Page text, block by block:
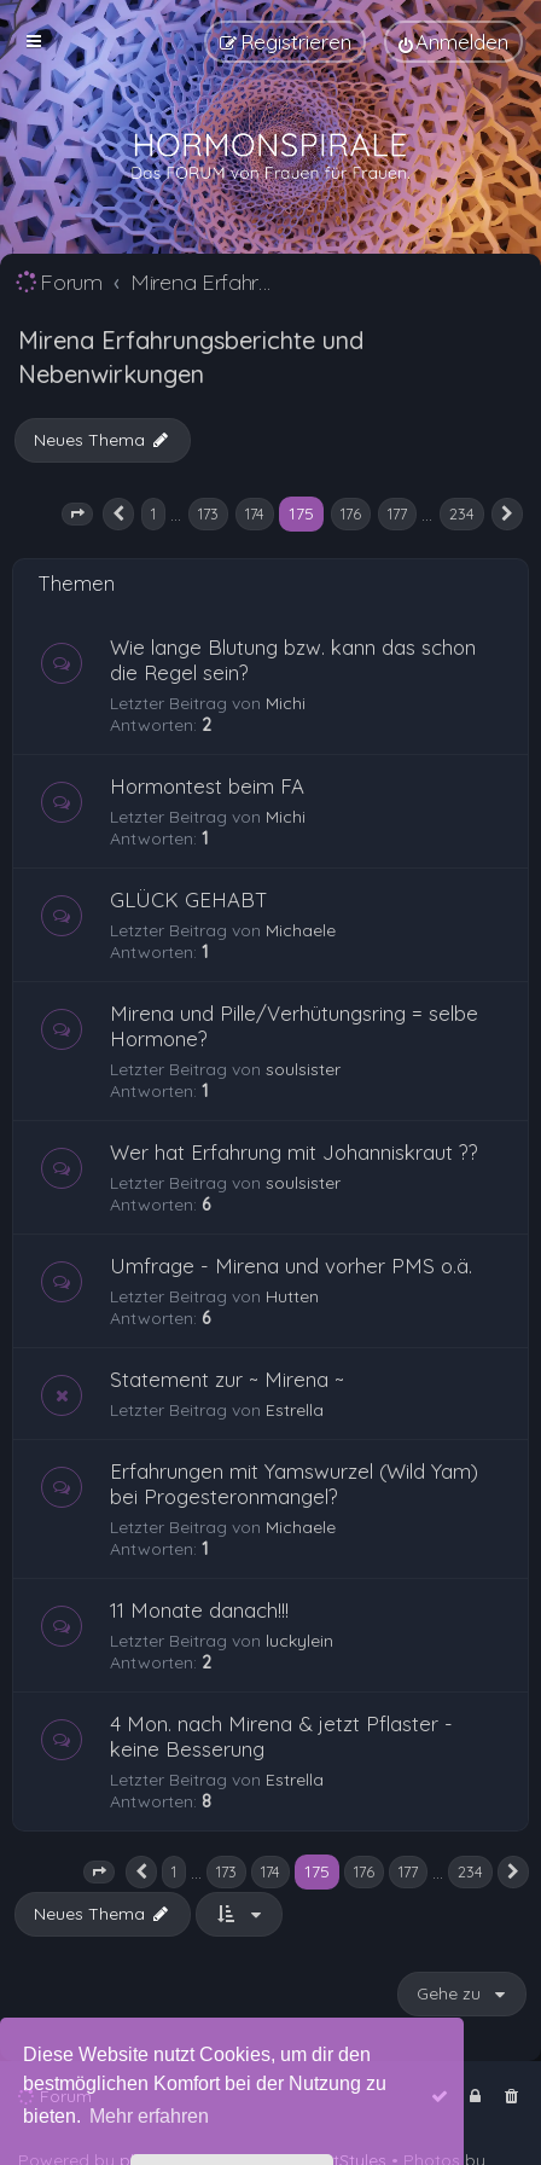
Diese Website nutzt Cookies, um dir den
bestmöglichen Komfort bei der Nutzung zu
bieten. Mehr erfahren
Anmelden
Registrieren
Forum Mirena Erfahrungsberichte und Nebenwirkungen
Mirena Erfahrungsberichte und
Nebenwirkungen
Neues Thema
Seite 175 von 234
Vorherige
1 173 174 175 176 177 234
Themen
Wie lange Blutung bzw. kann das schon
die Regel sein?
Letzter Beitrag von Michi
Antworten: 2
Hormontest beim FA
Letzter Beitrag von Michi
Antworten: 1
GLÜCK GEHABT
Letzter Beitrag von Michaele
Antworten: 1
Mirena und Pille/Verhütungsring = selbe
Hormone?
Letzter Beitrag von soulsister
Antworten: 1
Wer hat Erfahrung mit Johanniskraut ??
Letzter Beitrag von soulsister
Antworten: 6
Umfrage - Mirena und vorher PMS o.ä.
Letzter Beitrag von Hutten
Antworten: 6
Statement zur ~ Mirena ~
Letzter Beitrag von Estrella
Erfahrungen mit Yamswurzel (Wild Yam)
bei Progesteronmangel?
Letzter Beitrag von Michaele
Antworten: 1
11 Monate danach!!!
Letzter Beitrag von luckylein
Antworten: 2
4 Mon. nach Mirena & jetzt Pflaster -
keine Besserung
Letzter Beitrag von Estrella
Antworten: 8
Seite 175 von 234
Vorherige
1 173 174 175 176 177 234
Neues Thema
Gehe zu
Forum
Powered by phpBB™• Design byPlanetStyles • Photos by